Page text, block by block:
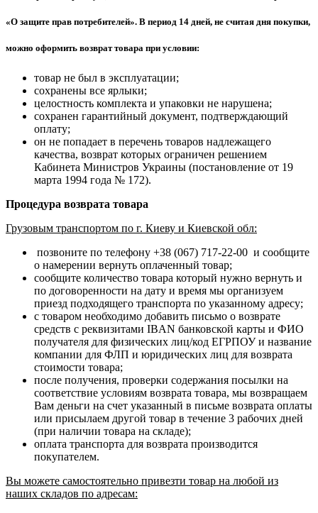
«О защите прав потребителей». В период 14 дней, не считая дня покупки,
можно оформить возврат товара при условии:
товар не был в эксплуатации;
сохранены все ярлыки;
целостность комплекта и упаковки не нарушена;
сохранен гарантийный документ, подтверждающий
оплату;
он не попадает в перечень товаров надлежащего
качества, возврат которых ограничен решением
Кабинета Министров Украины (постановление от 19
марта 1994 года № 172).
Процедура возврата товара
Грузовым транспортом по г. Киеву и Киевской обл:
позвоните по телефону +38 (067) 717-22-00 и сообщите
о намерении вернуть оплаченный товар;
сообщите количество товара который нужно вернуть и
по договоренности на дату и время мы организуем
приезд подходящего транспорта по указанному адресу;
с товаром необходимо добавить письмо о возврате
средств с реквизитами IBAN банковской карты и ФИО
получателя для физических лиц/код ЕГРПОУ и название
компании для ФЛП и юридических лиц для возврата
стоимости товара;
после получения, проверки содержания посылки на
соответствие условиям возврата товара, мы возвращаем
Вам деньги на счет указанный в письме возврата оплаты
или присылаем другой товар в течение 3 рабочих дней
(при наличии товара на складе);
оплата транспорта для возврата производится
покупателем.
Вы можете самостоятельно привезти товар на любой из
наших складов по адресам: